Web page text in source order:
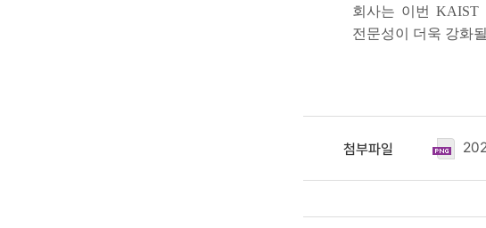
회사는 이번 KAIST
전문성이 더욱 강화
첨부파일